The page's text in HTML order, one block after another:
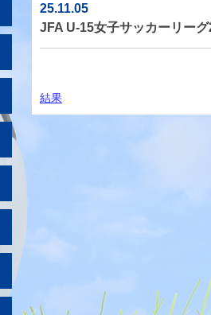
25.11.05
JFA U-15女子サッカーリー
結果